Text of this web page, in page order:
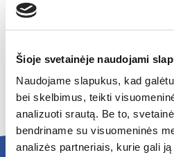
Šioje svetainėje naudojami
Naudojame slapukus, kad
bei skelbimus, teikti
analizuoti srautą. Be to,
bendriname su visuomeninės
analizės partneriais, kurie gali
Šiuo metu ieškome